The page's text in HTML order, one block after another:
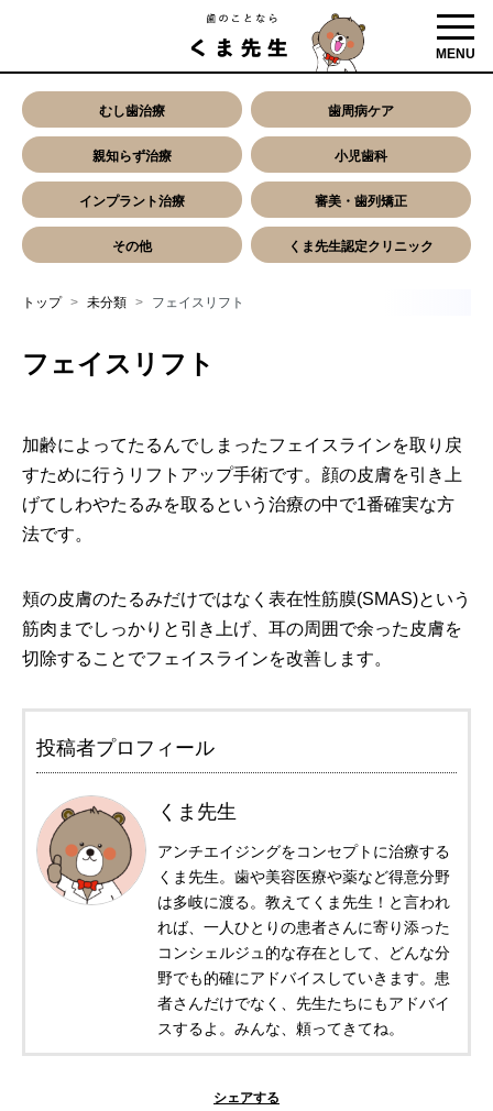
MENU
むし歯治療 歯周病ケア
親知らず治療 小児歯科
インプラント治療 審美・歯列矯正
その他 くま先生認定クリニック
トップ 未分類 フェイスリフト
フェイスリフト
加齢によってたるんでしまったフェイスラインを取り戻
すために行うリフトアップ手術です。顔の皮膚を引き上
げてしわやたるみを取るという治療の中で1番確実な方
法です。
頬の皮膚のたるみだけではなく表在性筋膜(SMAS)という
筋肉までしっかりと引き上げ、耳の周囲で余った皮膚を
切除することでフェイスラインを改善します。
投稿者プロフィール
くま先生
アンチエイジングをコンセプトに治療する
くま先生。歯や美容医療や薬など得意分野
は多岐に渡る。教えてくま先生！と言われ
れば、一人ひとりの患者さんに寄り添った
コンシェルジュ的な存在として、どんな分
野でも的確にアドバイスしていきます。患
者さんだけでなく、先生たちにもアドバイ
スするよ。みんな、頼ってきてね。
シェアする